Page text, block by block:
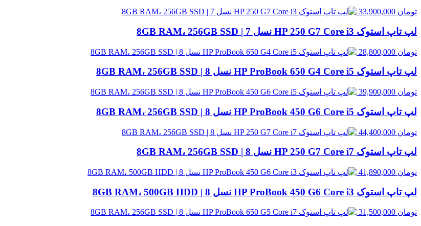
تومان
لپ تاپ استوک HP 250 G7 Core i3 نسل 7 | 8GB RAM، 256GB SSD
تومان
لپ تاپ استوک HP ProBook 650 G4 Core i5 نسل 8 | 8GB RAM، 256GB SSD
تومان
لپ تاپ استوک HP ProBook 450 G6 Core i5 نسل 8 | 8GB RAM، 256GB SSD
تومان
لپ تاپ استوک HP 250 G7 Core i7 نسل 8 | 8GB RAM، 256GB SSD
تومان
لپ تاپ استوک HP ProBook 450 G6 Core i3 نسل 8 | 8GB RAM، 500GB HDD
تومان